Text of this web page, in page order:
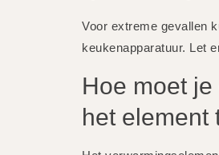
Voor extreme gevallen
keukenapparatuur. Let
Hoe moet
het element